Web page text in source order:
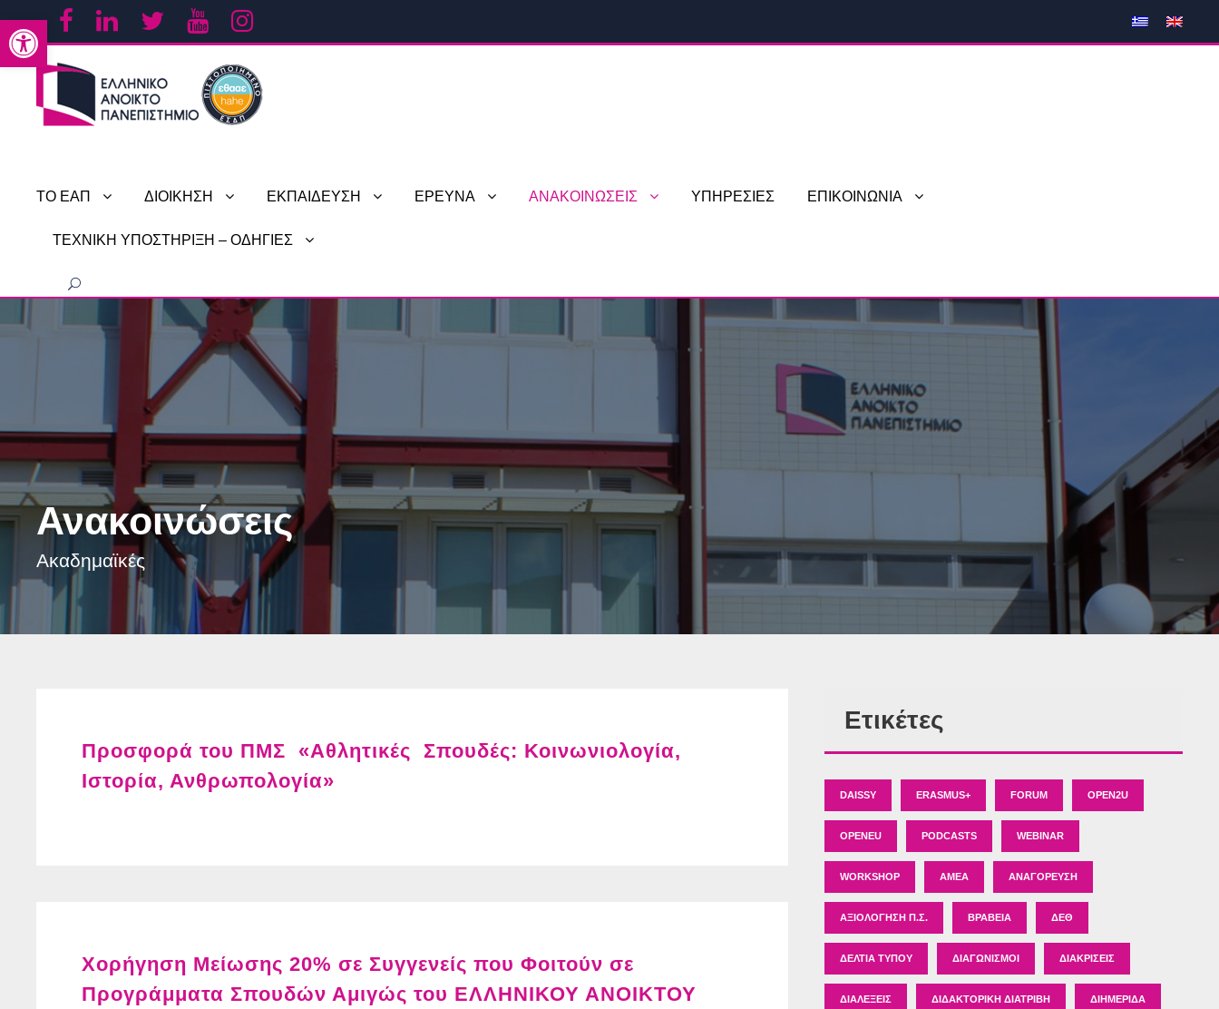
Ανοίξτε τη γραμμή εργαλείων
ΤΟ ΕΑΠ ΔΙΟΙΚΗΣΗ ΕΚΠΑΙΔΕΥΣΗ ΕΡΕΥΝΑ ΑΝΑΚΟΙΝΩΣΕΙΣ ΥΠΗΡΕΣΙΕΣ ΕΠΙΚΟΙΝΩΝΙΑ
ΤΕΧΝΙΚΗ ΥΠΟΣΤΗΡΙΞΗ – ΟΔΗΓΙΕΣ
Ανακοινώσεις
Ακαδημαϊκές
Προσφορά του ΠΜΣ «Αθλητικές Σπουδές: Κοινωνιολογία,
Ιστορία, Ανθρωπολογία»
Χορήγηση Μείωσης 20% σε Συγγενείς που Φοιτούν σε
Προγράμματα Σπουδών Αμιγώς του ΕΛΛΗΝΙΚΟΥ ΑΝΟΙΚΤΟΥ
Ετικέτες
DAISSY ERASMUS+ FORUM OPEN2U
OPENEU PODCASTS WEBINAR
WORKSHOP ΑΜΕΑ ΑΝΑΓΌΡΕΥΣΗ
ΑΞΙΟΛΌΓΗΣΗ Π.Σ. ΒΡΑΒΕΊΑ ΔΕΘ
ΔΕΛΤΊΑ ΤΎΠΟΥ ΔΙΑΓΩΝΙΣΜΟΊ ΔΙΑΚΡΊΣΕΙΣ
ΔΙΑΛΈΞΕΙΣ ΔΙΔΑΚΤΟΡΙΚΉ ΔΙΑΤΡΙΒΉ ΔΙΗΜΕΡΊΔΑ